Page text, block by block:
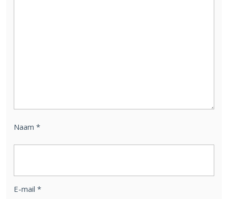
Naam *
E-mail *